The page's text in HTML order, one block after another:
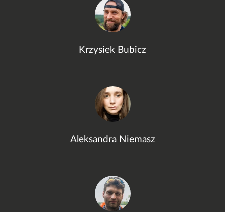
Krzysiek Bubicz
Aleksandra Niemasz